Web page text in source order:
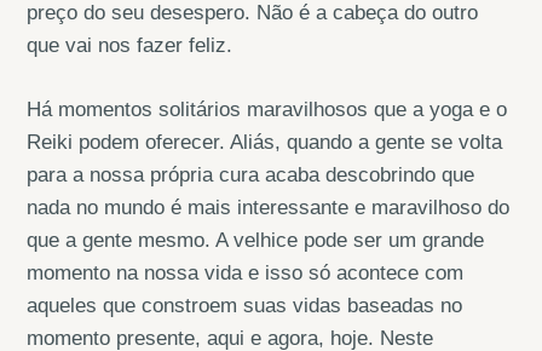
preço do seu desespero. Não é a cabeça do outro
que vai nos fazer feliz.
Há momentos solitários maravilhosos que a yoga e o
Reiki podem oferecer. Aliás, quando a gente se volta
para a nossa própria cura acaba descobrindo que
nada no mundo é mais interessante e maravilhoso do
que a gente mesmo. A velhice pode ser um grande
momento na nossa vida e isso só acontece com
aqueles que constroem suas vidas baseadas no
momento presente, aqui e agora, hoje. Neste